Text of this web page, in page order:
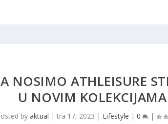
NOSIMO ATHLEISURE
U NOVIM KOLEKCIJAMA
by aktual | tra 17, 2023 | Lifestyle | 0 |